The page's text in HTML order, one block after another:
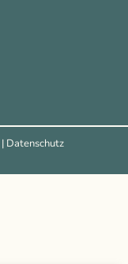
| Datenschutz